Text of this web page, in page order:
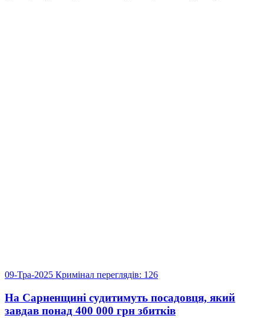
09-Тра-2025 Кримінал переглядів: 126
На Сарненщині судитимуть посадовця, який
завдав понад 400 000 грн збитків